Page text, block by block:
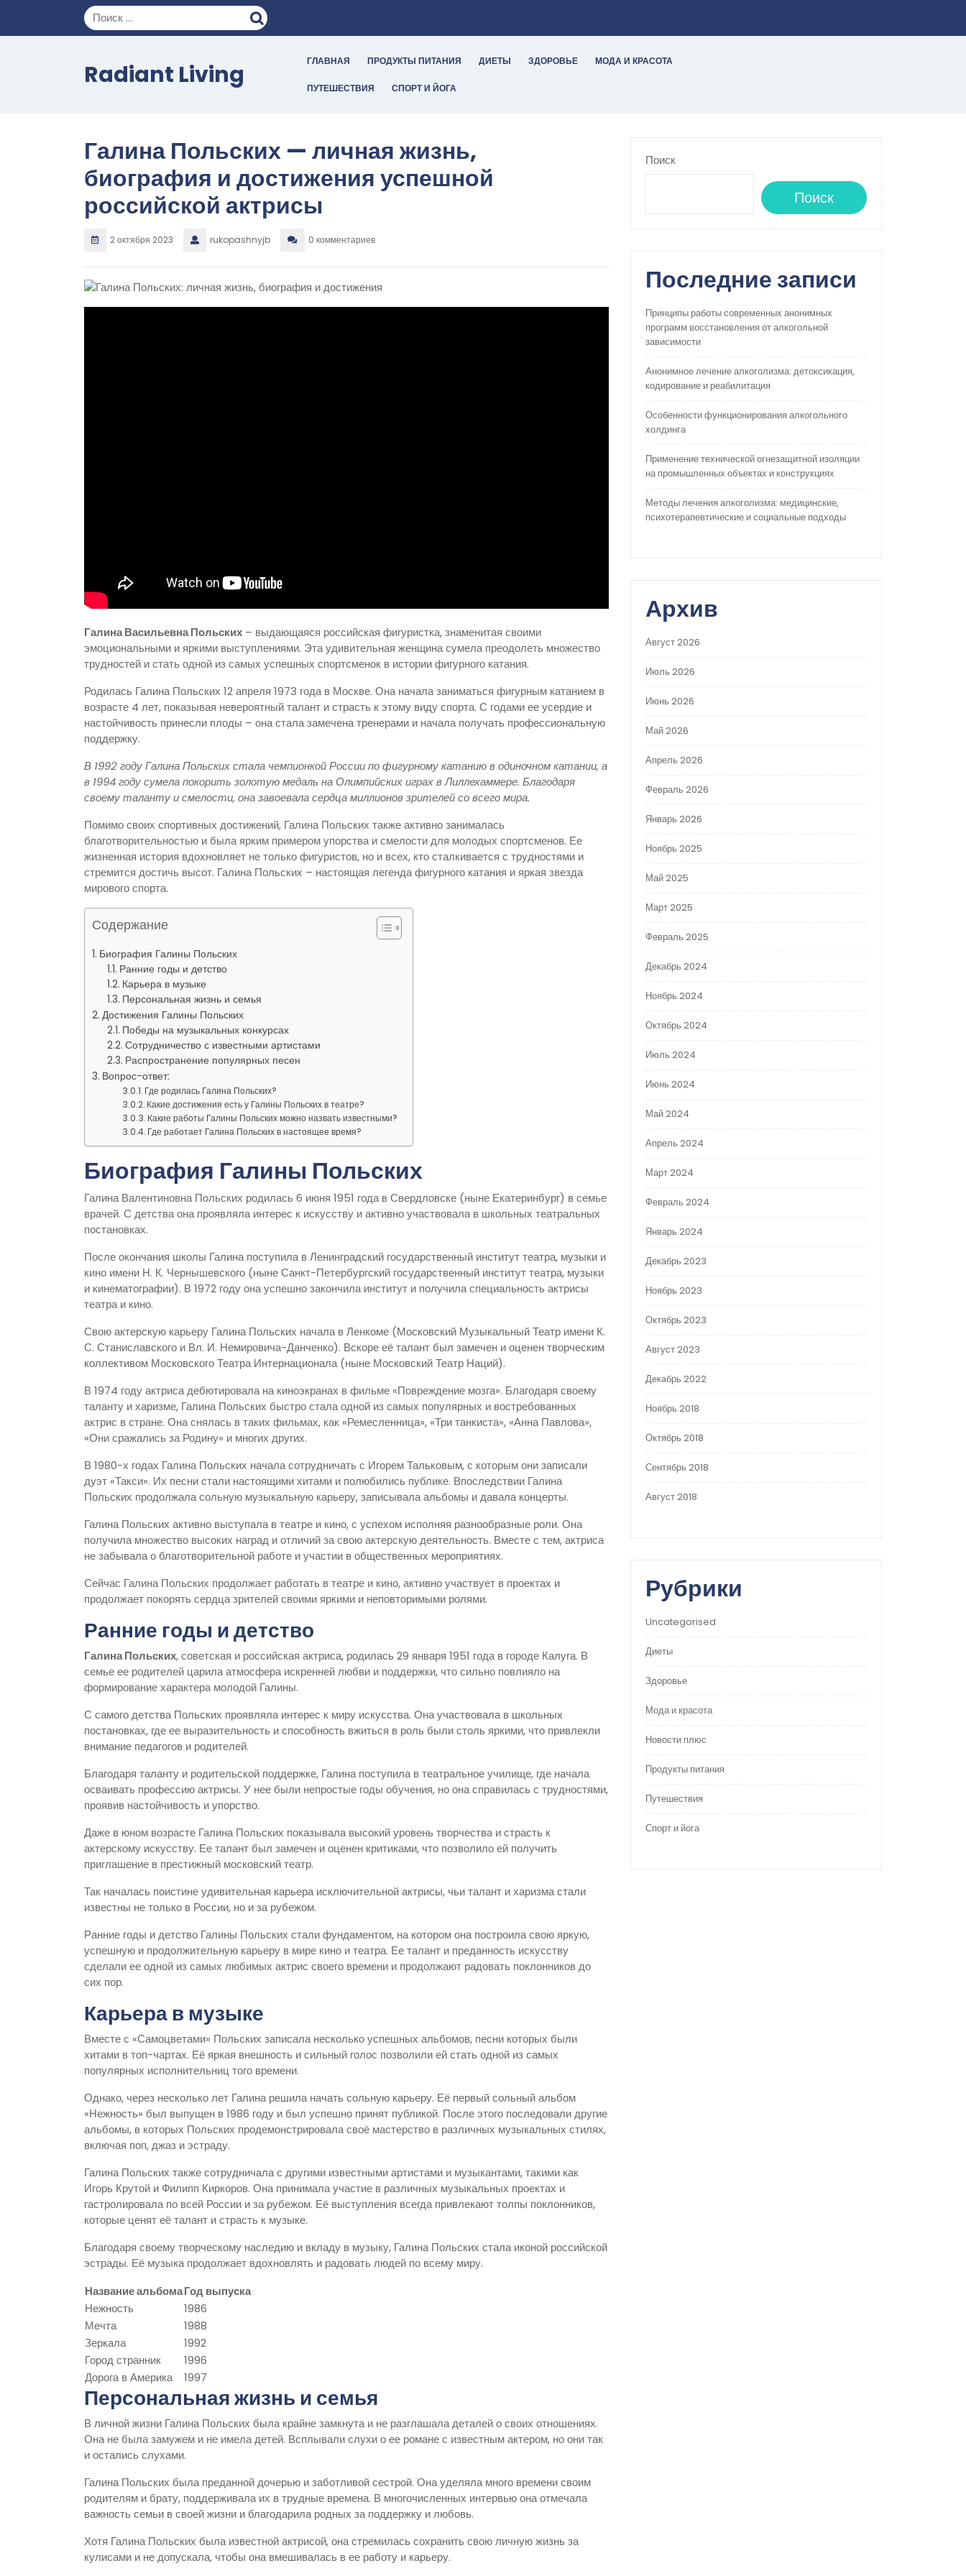
содержимому
Radiant Living ГЛАВНАЯ ПРОДУКТЫ ПИТАНИЯ ДИЕТЫ ЗДОРОВЬЕ МОДА И КРАСОТА
ПУТЕШЕСТВИЯ СПОРТ И ЙОГА
Галина Польских — личная жизнь,
биография и достижения успешной
российской актрисы
2 октября 2023 rukopashnyjb 0 комментариев
Галина Васильевна Польских – выдающаяся российская фигуристка, знаменитая своими
эмоциональными и яркими выступлениями. Эта удивительная женщина сумела преодолеть множество
трудностей и стать одной из самых успешных спортсменок в истории фигурного катания.
Родилась Галина Польских 12 апреля 1973 года в Москве. Она начала заниматься фигурным катанием в
возрасте 4 лет, показывая невероятный талант и страсть к этому виду спорта. С годами ее усердие и
настойчивость принесли плоды – она стала замечена тренерами и начала получать профессиональную
поддержку.
В 1992 году Галина Польских стала чемпионкой России по фигурному катанию в одиночном катании, а
в 1994 году сумела покорить золотую медаль на Олимпийских играх в Лиллехаммере. Благодаря
своему таланту и смелости, она завоевала сердца миллионов зрителей со всего мира.
Помимо своих спортивных достижений, Галина Польских также активно занималась
благотворительностью и была ярким примером упорства и смелости для молодых спортсменов. Ее
жизненная история вдохновляет не только фигуристов, но и всех, кто сталкивается с трудностями и
стремится достичь высот. Галина Польских – настоящая легенда фигурного катания и яркая звезда
мирового спорта.
Содержание
Биография Галины Польских
Ранние годы и детство
Карьера в музыке
Персональная жизнь и семья
Достижения Галины Польских
Победы на музыкальных конкурсах
Сотрудничество с известными артистами
Распространение популярных песен
Вопрос-ответ:
Где родилась Галина Польских?
Какие достижения есть у Галины Польских в театре?
Какие работы Галины Польских можно назвать известными?
Где работает Галина Польских в настоящее время?
Биография Галины Польских
Галина Валентиновна Польских родилась 6 июня 1951 года в Свердловске (ныне Екатеринбург) в семье
врачей. С детства она проявляла интерес к искусству и активно участвовала в школьных театральных
постановках.
После окончания школы Галина поступила в Ленинградский государственный институт театра, музыки и
кино имени Н. К. Чернышевского (ныне Санкт-Петербургский государственный институт театра, музыки
и кинематографии). В 1972 году она успешно закончила институт и получила специальность актрисы
театра и кино.
Свою актерскую карьеру Галина Польских начала в Ленкоме (Московский Музыкальный Театр имени К.
С. Станиславского и Вл. И. Немировича-Данченко). Вскоре её талант был замечен и оценен творческим
коллективом Московского Театра Интернационала (ныне Московский Театр Наций).
В 1974 году актриса дебютировала на киноэкранах в фильме «Повреждение мозга». Благодаря своему
таланту и харизме, Галина Польских быстро стала одной из самых популярных и востребованных
актрис в стране. Она снялась в таких фильмах, как «Ремесленница», «Три танкиста», «Анна Павлова»,
«Они сражались за Родину» и многих других.
В 1980-х годах Галина Польских начала сотрудничать с Игорем Тальковым, с которым они записали
дуэт «Такси». Их песни стали настоящими хитами и полюбились публике. Впоследствии Галина
Польских продолжала сольную музыкальную карьеру, записывала альбомы и давала концерты.
Галина Польских активно выступала в театре и кино, с успехом исполняя разнообразные роли. Она
получила множество высоких наград и отличий за свою актерскую деятельность. Вместе с тем, актриса
не забывала о благотворительной работе и участии в общественных мероприятиях.
Сейчас Галина Польских продолжает работать в театре и кино, активно участвует в проектах и
продолжает покорять сердца зрителей своими яркими и неповторимыми ролями.
Ранние годы и детство
Галина Польских, советская и российская актриса, родилась 29 января 1951 года в городе Калуга. В
семье ее родителей царила атмосфера искренней любви и поддержки, что сильно повлияло на
формирование характера молодой Галины.
С самого детства Польских проявляла интерес к миру искусства. Она участвовала в школьных
постановках, где ее выразительность и способность вжиться в роль были столь яркими, что привлекли
внимание педагогов и родителей.
Благодаря таланту и родительской поддержке, Галина поступила в театральное училище, где начала
осваивать профессию актрисы. У нее были непростые годы обучения, но она справилась с трудностями,
проявив настойчивость и упорство.
Даже в юном возрасте Галина Польских показывала высокий уровень творчества и страсть к
актерскому искусству. Ее талант был замечен и оценен критиками, что позволило ей получить
приглашение в престижный московский театр.
Так началась поистине удивительная карьера исключительной актрисы, чьи талант и харизма стали
известны не только в России, но и за рубежом.
Ранние годы и детство Галины Польских стали фундаментом, на котором она построила свою яркую,
успешную и продолжительную карьеру в мире кино и театра. Ее талант и преданность искусству
сделали ее одной из самых любимых актрис своего времени и продолжают радовать поклонников до
сих пор.
Карьера в музыке
Вместе с «Самоцветами» Польских записала несколько успешных альбомов, песни которых были
хитами в топ-чартах. Её яркая внешность и сильный голос позволили ей стать одной из самых
популярных исполнительниц того времени.
Однако, через несколько лет Галина решила начать сольную карьеру. Её первый сольный альбом
«Нежность» был выпущен в 1986 году и был успешно принят публикой. После этого последовали другие
альбомы, в которых Польских продемонстрировала своё мастерство в различных музыкальных стилях,
включая поп, джаз и эстраду.
Галина Польских также сотрудничала с другими известными артистами и музыкантами, такими как
Игорь Крутой и Филипп Киркоров. Она принимала участие в различных музыкальных проектах и
гастролировала по всей России и за рубежом. Её выступления всегда привлекают толпы поклонников,
которые ценят её талант и страсть к музыке.
Благодаря своему творческому наследию и вкладу в музыку, Галина Польских стала иконой российской
эстрады. Её музыка продолжает вдохновлять и радовать людей по всему миру.
Название альбомаГод выпуска
Нежность
1986
Мечта
1988
Зеркала
1992
Город странник
1996
Дорога в Америка
1997
Персональная жизнь и семья
В личной жизни Галина Польских была крайне замкнута и не разглашала деталей о своих отношениях.
Она не была замужем и не имела детей. Всплывали слухи о ее романе с известным актером, но они так
и остались слухами.
Галина Польских была преданной дочерью и заботливой сестрой. Она уделяла много времени своим
родителям и брату, поддерживала их в трудные времена. В многочисленных интервью она отмечала
важность семьи в своей жизни и благодарила родных за поддержку и любовь.
Хотя Галина Польских была известной актрисой, она стремилась сохранить свою личную жизнь за
кулисами и не допускала, чтобы она вмешивалась в ее работу и карьеру.
Поиск
Поиск
Последние записи
Принципы работы современных анонимных
программ восстановления от алкогольной
зависимости
Анонимное лечение алкоголизма: детоксикация,
кодирование и реабилитация
Особенности функционирования алкогольного
холдинга
Применение технической огнезащитной изоляции
на промышленных объектах и конструкциях
Методы лечения алкоголизма: медицинские,
психотерапевтические и социальные подходы
Архив
Август 2026
Июль 2026
Июнь 2026
Май 2026
Апрель 2026
Февраль 2026
Январь 2026
Ноябрь 2025
Май 2025
Март 2025
Февраль 2025
Декабрь 2024
Ноябрь 2024
Октябрь 2024
Июль 2024
Июнь 2024
Май 2024
Апрель 2024
Март 2024
Февраль 2024
Январь 2024
Декабрь 2023
Ноябрь 2023
Октябрь 2023
Август 2023
Декабрь 2022
Ноябрь 2018
Октябрь 2018
Сентябрь 2018
Август 2018
Рубрики
Uncategorised
Диеты
Здоровье
Мода и красота
Новости плюс
Продукты питания
Путешествия
Спорт и йога